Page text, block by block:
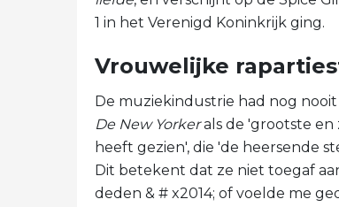
1 in het Verenigd Koninkrijk ging.
Vrouwelijke
De muziekindustrie had nog
De New Yorkerals de 'grootste en
heeft gezien', die 'de heersende
Dit betekent dat ze niet toegaf
deden & # x2014; of voelde me